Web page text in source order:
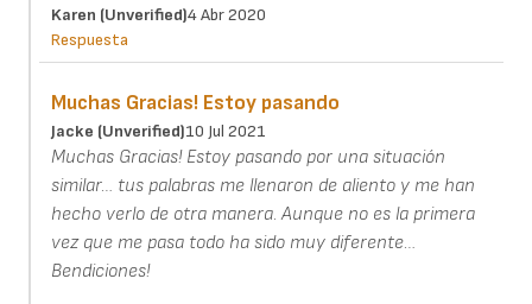
Karen (unverified)4 Abr 2020
Respuesta
Muchas Gracias! Estoy pasando
Jacke (unverified)10 Jul 2021
Muchas Gracias! Estoy pasando por una situación
similar… tus palabras me llenaron de aliento y me han
hecho verlo de otra manera. Aunque no es la primera
vez que me pasa todo ha sido muy diferente…
Bendiciones!